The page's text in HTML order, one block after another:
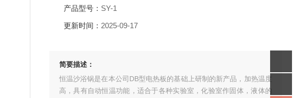
产品型号： SY-1
更新时间： 2025-09-17
简要描述：
恒温沙浴锅是在本公司DB型电热板的基础上研制的新产品，加热温度
高，具有自动恒温功能，适合于各种实验室，化验室作固体，液体的